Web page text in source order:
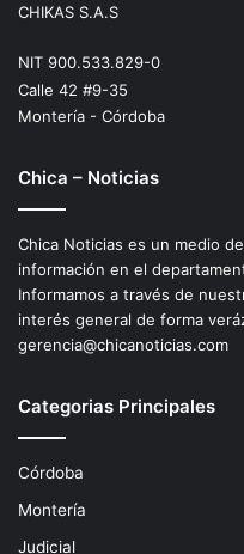
CHIKAS S.A.S
NIT 900.533.829-0
Calle 42 #9-35
Montería - Córdoba
Chica – Noticias
Chica Noticias es un medio
información en el
Informamos a través de
interés general de forma
gerencia@chicanoticias.com
Categorias Principales
Córdoba
Montería
Judicial